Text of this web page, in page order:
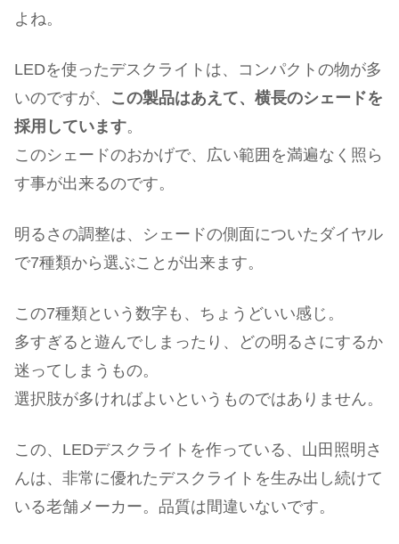
よね。
LEDを使ったデスクライトは、コンパクトの物が多
いのですが、 この製品はあえて、横長のシェードを
採用しています。
このシェードのおかげで、広い範囲を満遍なく照ら
す事が出来るのです。
明るさの調整は、シェードの側面についたダイヤル
で7種類から選ぶことが出来ます。
この7種類という数字も、ちょうどいい感じ。
多すぎると遊んでしまったり、どの明るさにするか
迷ってしまうもの。
選択肢が多ければよいというものではありません。
この、LEDデスクライトを作っている、山田照明さ
んは、非常に優れたデスクライトを生み出し続けて
いる老舗メーカー。品質は間違いないです。